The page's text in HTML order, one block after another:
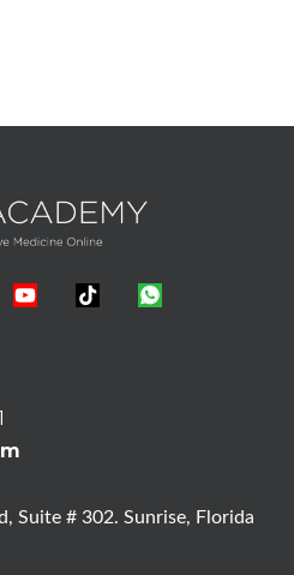
Suite # 302. Sunrise, Florida